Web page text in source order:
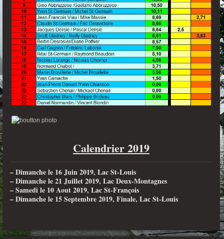
Calendrier 2019
– Dimanche le 16 Juin 2019, Lac St-Louis
– Dimanche le 21 Juillet 2019, Lac Deux-Montagnes
– Samedi le 10 Aout 2019, Lac St-François
– Dimanche le 15 Septembre 2019, Finale, Lac St-Louis